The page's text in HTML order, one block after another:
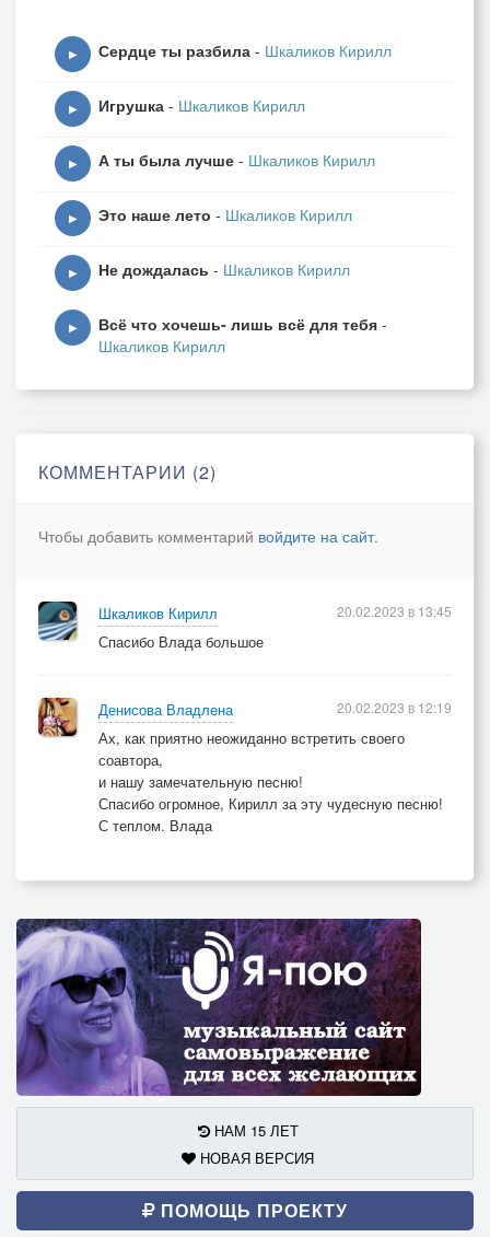
▶ Сердце ты разбила - Шкаликов Кирилл
▶ Игрушка - Шкаликов Кирилл
▶ А ты была лучше - Шкаликов Кирилл
▶ Это наше лето - Шкаликов Кирилл
▶ Не дождалась - Шкаликов Кирилл
▶ Всё что хочешь- лишь всё для тебя -
Шкаликов Кирилл
КОММЕНТАРИИ (2)
Чтобы добавить комментарий войдите на сайт.
Шкаликов Кирилл
Спасибо Влада большое
20.02.2023 в 13:45
Денисова Владлена
Ах, как приятно неожиданно встретить своего
соавтора,
и нашу замечательную песню!
Спасибо огромное, Кирилл за эту чудесную песню!
С теплом. Влада
20.02.2023 в 12:19
НАМ 15 ЛЕТ
НОВАЯ ВЕРСИЯ
ПОМОЩЬ ПРОЕКТУ